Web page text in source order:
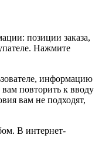
позиции заказа,
Нажмите
информацию
повторить к вводу
вам не подходят,
В интернет-